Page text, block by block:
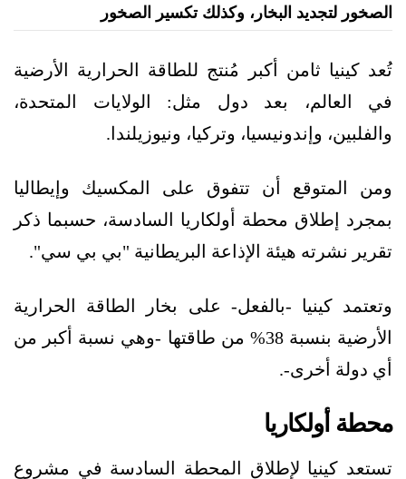
الصخور لتجديد البخار، وكذلك تكسير الصخور
تُعد كينيا ثامن أكبر مُنتج للطاقة الحرارية الأرضية
في العالم، بعد دول مثل: الولايات المتحدة،
والفلبين، وإندونيسيا، وتركيا، ونيوزيلندا.
ومن المتوقع أن تتفوق على المكسيك وإيطاليا
بمجرد إطلاق محطة أولكاريا السادسة، حسبما ذكر
تقرير نشرته هيئة الإذاعة البريطانية "بي بي سي".
وتعتمد كينيا -بالفعل- على بخار الطاقة الحرارية
الأرضية بنسبة 38% من طاقتها -وهي نسبة أكبر من
أي دولة أخرى-.
محطة أولكاريا
تستعد كينيا لإطلاق المحطة السادسة في مشروع